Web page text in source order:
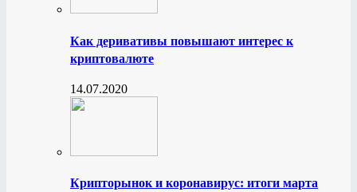
Как деривативы повышают интерес к
криптовалюте
14.07.2020
Крипторынок и коронавирус: итоги марта